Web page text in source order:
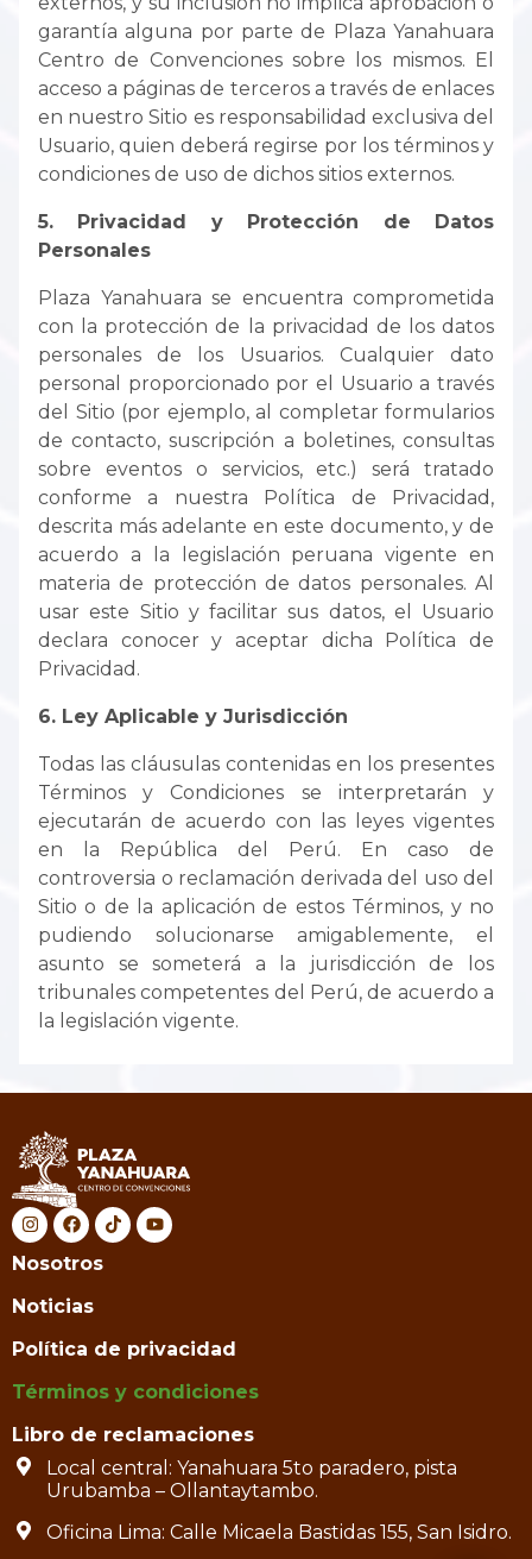
garantía alguna por parte de Plaza Yanahuara
Centro de Convenciones sobre los mismos. El
acceso a páginas de terceros a través de enlaces
en nuestro Sitio es responsabilidad exclusiva del
Usuario, quien deberá regirse por los términos y
condiciones de uso de dichos sitios externos.
5. Privacidad y Protección de Datos
Personales
Plaza Yanahuara se encuentra comprometida
con la protección de la privacidad de los datos
personales de los Usuarios. Cualquier dato
personal proporcionado por el Usuario a través
del Sitio (por ejemplo, al completar formularios
de contacto, suscripción a boletines, consultas
sobre eventos o servicios, etc.) será tratado
conforme a nuestra Política de Privacidad,
descrita más adelante en este documento, y de
acuerdo a la legislación peruana vigente en
materia de protección de datos personales. Al
usar este Sitio y facilitar sus datos, el Usuario
declara conocer y aceptar dicha Política de
Privacidad.
6. Ley Aplicable y Jurisdicción
Todas las cláusulas contenidas en los presentes
Términos y Condiciones se interpretarán y
ejecutarán de acuerdo con las leyes vigentes
en la República del Perú. En caso de
controversia o reclamación derivada del uso del
Sitio o de la aplicación de estos Términos, y no
pudiendo solucionarse amigablemente, el
asunto se someterá a la jurisdicción de los
tribunales competentes del Perú, de acuerdo a
la legislación vigente.
Nosotros
Noticias
Política de privacidad
Términos y condiciones
Libro de reclamaciones
Local central: Yanahuara 5to paradero, pista
Urubamba – Ollantaytambo.
Oficina Lima: Calle Micaela Bastidas 155, San Isidro.